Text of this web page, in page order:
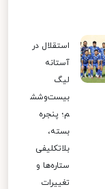
استقلال در
آستانه
لیگ
بیست‌وشش
م؛ پنجره
بسته،
بلاتکلیفی
ستاره‌ها و
تغییرات